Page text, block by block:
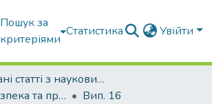
Пошук за
критеріями
Статистика Увійти
Вибрані статті з наукових збірників КНУБА
Екологічна безпека та природокористування
Вип. 16